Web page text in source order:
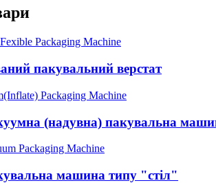
пакувальний верстат
(надувна) пакувальна
машина типу "стіл"